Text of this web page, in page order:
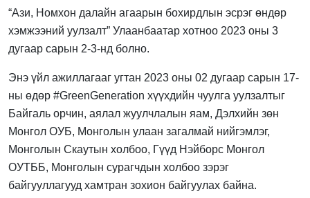
“Ази, Номхон далайн агаарын бохирдлын эсрэг өндөр
хэмжээний уулзалт” Улаанбаатар хотноо 2023 оны 3
дугаар сарын 2-3-нд болно.
Энэ үйл ажиллагааг угтан 2023 оны 02 дугаар сарын 17-
ны өдөр #GreenGeneration хүүхдийн чуулга уулзалтыг
Байгаль орчин, аялал жуулчлалын яам, Дэлхийн зөн
Монгол ОУБ, Монголын улаан загалмай нийгэмлэг,
Монголын Скаутын холбоо, Гүүд Нэйборс Монгол
ОУТББ, Монголын сурагчдын холбоо зэрэг
байгууллагууд хамтран зохион байгуулах байна.